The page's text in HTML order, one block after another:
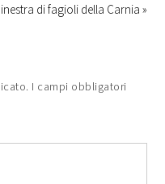
di fagioli della Carnia »
I campi obbligatori